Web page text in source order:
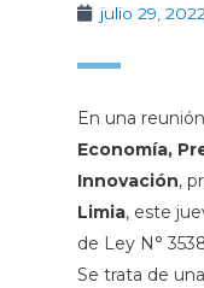
julio 29, 2022
En una
Economía,
Innovación,
Limia, este
de Ley N°
Se trata de